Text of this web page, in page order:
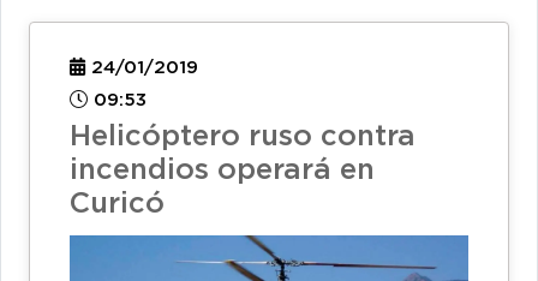
24/01/2019
09:53
Helicóptero ruso contra
incendios operará en
Curicó